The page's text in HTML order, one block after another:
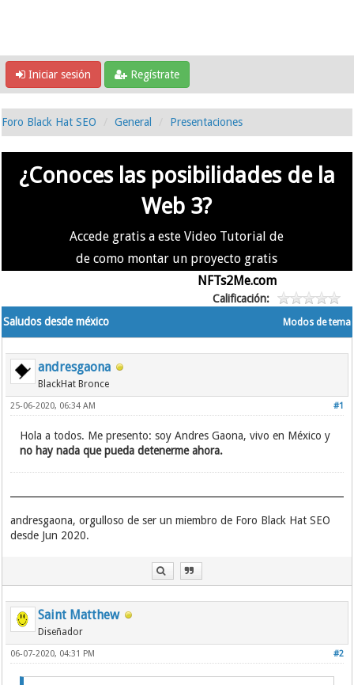
Iniciar sesión Regístrate
Foro Black Hat SEO General Presentaciones
¿Conoces las posibilidades de la
Web 3?
Accede gratis a este Video Tutorial de
de como montar un proyecto gratis
NFTs2Me.com
Calificación:
Modos de tema
Saludos desde méxico
andresgaona
BlackHat Bronce
#1
25-06-2020, 06:34 AM
Hola a todos. Me presento: soy Andres Gaona, vivo en México y
no hay nada que pueda detenerme ahora.
andresgaona, orgulloso de ser un miembro de Foro Black Hat SEO
desde Jun 2020.
Saint Matthew
Diseñador
#2
06-07-2020, 04:31 PM